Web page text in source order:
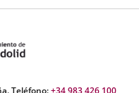
Teléfono:+34 983 426 100